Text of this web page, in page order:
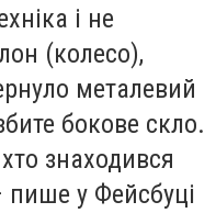
і не
(колесо),
металевий
бокове скло.
знаходився
пише у Фейсбуці